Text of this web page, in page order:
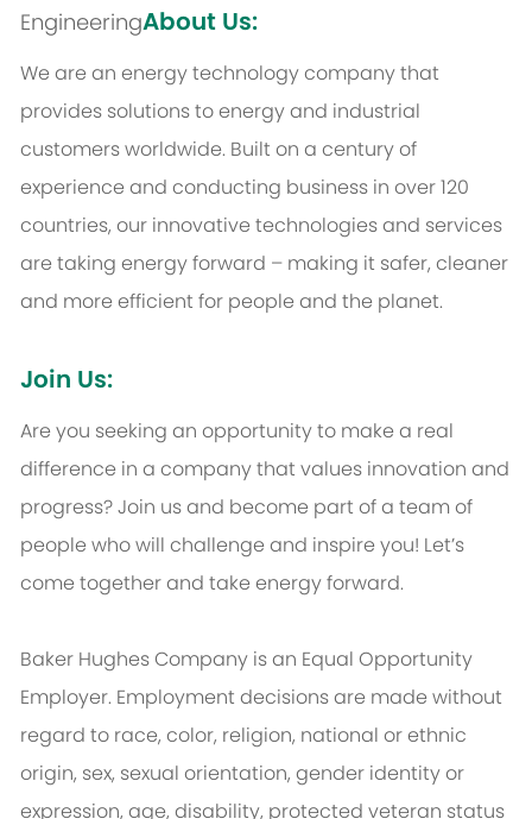
EngineeringAbout Us:
We are an energy technology company that
provides solutions to energy and industrial
customers worldwide. Built on a century of
experience and conducting business in over 120
countries, our innovative technologies and services
are taking energy forward – making it safer, cleaner
and more efficient for people and the planet.
Join Us:
Are you seeking an opportunity to make a real
difference in a company that values innovation and
progress? Join us and become part of a team of
people who will challenge and inspire you! Let’s
come together and take energy forward.
Baker Hughes Company is an Equal Opportunity
Employer. Employment decisions are made without
regard to race, color, religion, national or ethnic
origin, sex, sexual orientation, gender identity or
expression, age, disability, protected veteran status